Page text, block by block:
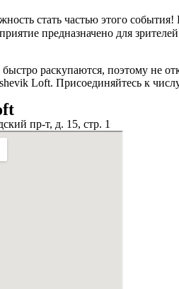
стать частью этого
предназначено для
раскупаются, поэтому не
Loft. Присоединяйтесь к
пр-т, д. 15, стр. 1